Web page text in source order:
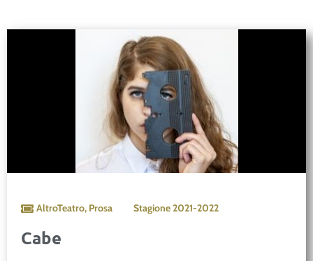
AltroTeatro, Prosa Stagione2021-2022
Cabe